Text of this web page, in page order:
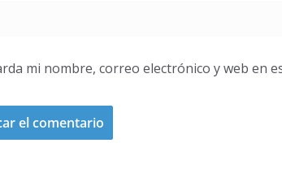
mi nombre, correo electrónico y web en